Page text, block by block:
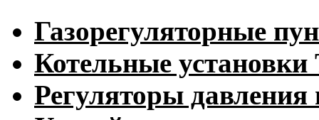
Газорегуляторные
Котельные
Регуляторы давления